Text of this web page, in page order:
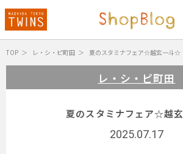
TOP レ・シ・ピ町田 夏のスタミナフェア☆越玄一斗☆
レ・シ・ピ町田
夏のスタミナフェア☆越
2025.07.17